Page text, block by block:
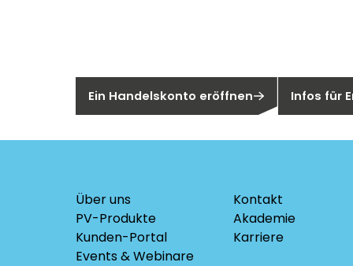
Ein Handelskonto eröffnen Infos für
Über uns
PV-Produkte
Kunden-Portal
Events & Webinare
Kontakt
Akademie
Karriere